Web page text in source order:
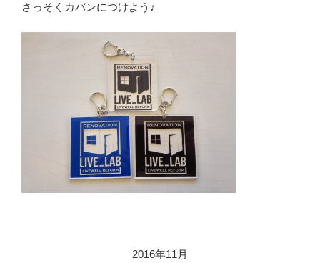
さっそくカバンにつけよう♪
2016年11月